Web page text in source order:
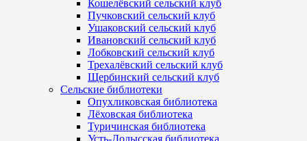
Кошелёвский сельский клуб
Пучковский сельский клуб
Ушаковский сельский клуб
Ивановский сельский клуб
Лобковский сельский клуб
Трехалёвский сельский клуб
Щербинский сельский клуб
Сельские библиотеки
Опухликовская библиотека
Лёховская библиотека
Туричинская библиотека